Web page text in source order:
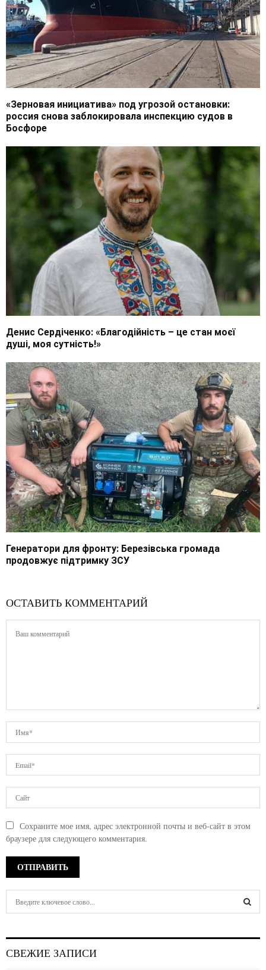
«Зерновая инициатива» под угрозой остановки:
россия снова заблокировала инспекцию судов в
Босфоре
Денис Сердіченко: «Благодійність – це стан моєї
душі, моя сутність!»
Генератори для фронту: Березівська громада
продовжує підтримку ЗСУ
ОСТАВИТЬ КОММЕНТАРИЙ
Сохраните мое имя, адрес электронной почты и веб-сайт в этом
браузере для следующего комментария.
h
СВЕЖИЕ ЗАПИСИ